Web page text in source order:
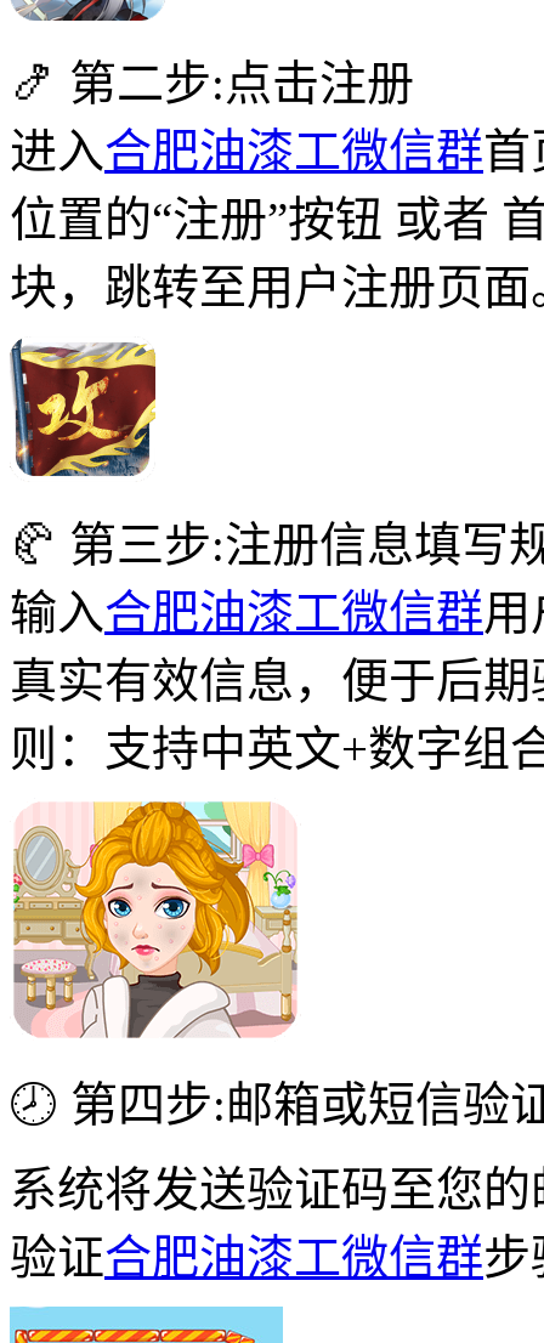
🍤 第二步:点击注册
进入合肥油漆工微信群首
位置的“注册”按钮 或者
块，跳转至用户注册页面
🥐 第三步:注册信息填写
输入合肥油漆工微信群
真实有效信息，便于后
则：支持中英文+数字组
🕗 第四步:邮箱或短信验
系统将发送验证码至您
验证合肥油漆工微信群步